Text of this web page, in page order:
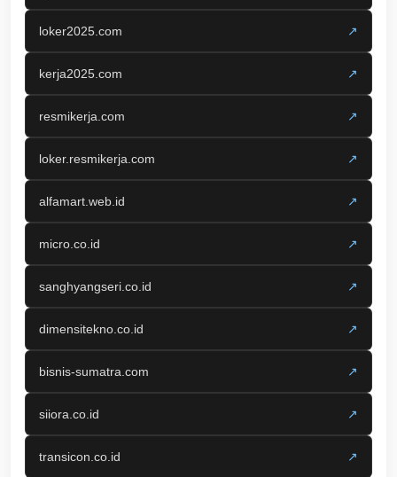
loker2025.com ↗
kerja2025.com ↗
resmikerja.com ↗
loker.resmikerja.com ↗
alfamart.web.id ↗
micro.co.id ↗
sanghyangseri.co.id ↗
dimensitekno.co.id ↗
bisnis-sumatra.com ↗
siiora.co.id ↗
transicon.co.id ↗